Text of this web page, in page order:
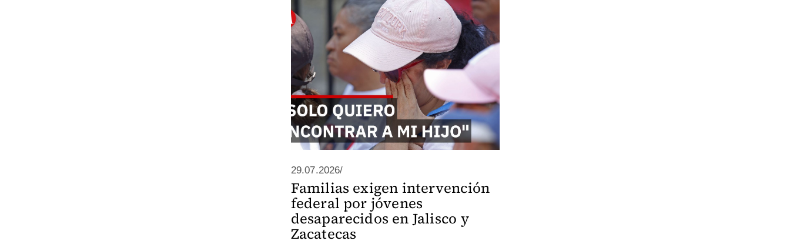
autoridades para localizarlo.
29.07.2026/
Familias exigen intervención
federal por jóvenes
desaparecidos en Jalisco y
Zacatecas